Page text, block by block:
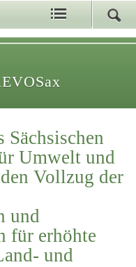
Sächsischen
Umwelt und
Vollzug der
und
für erhöhte
und